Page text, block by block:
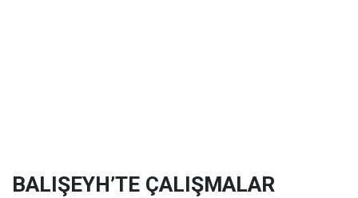
BALIŞEYH’TE ÇALIŞMALAR